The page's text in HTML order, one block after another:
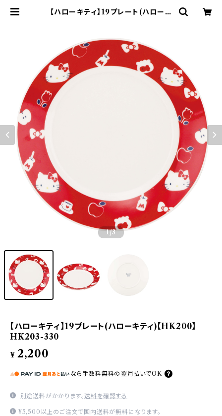
【ハローキティ】19プレート(ハローキ
1/3
【ハローキティ】19プレート(ハローキティ)【HK200】
HK203-330
¥ 2,200
なら 手数料無料の 翌月払いでOK
別途送料がかかります。送料を確認する
¥5,500以上のご注文で国内送料が無料になります。